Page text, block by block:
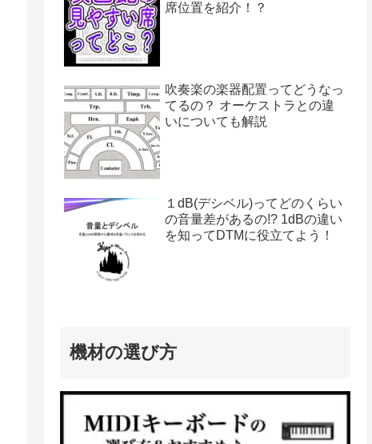
席位置を紹介！？
吹奏楽の楽器配置ってどうなっ
てるの？ オーケストラとの違
いについても解説
１dB(デシベル)ってどのくらい
の音量差があるの!? 1dBの違い
を知ってDTMに役立てよう！
機材の選び方